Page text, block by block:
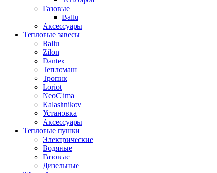
Газовые
Ballu
Аксессуары
Тепловые завесы
Ballu
Zilon
Dantex
Тепломаш
Тропик
Loriot
NeoClima
Kalashnikov
Установка
Аксессуары
Тепловые пушки
Электрические
Водяные
Газовые
Дизельные